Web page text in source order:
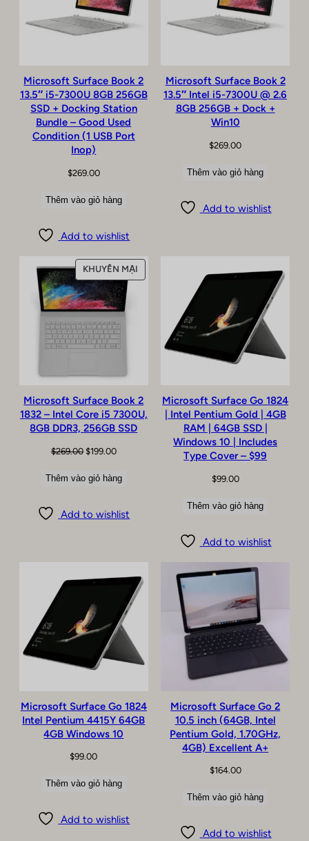
Microsoft Surface Book 2
13.5″ i5-7300U 8GB 256GB
SSD + Docking Station
Bundle – Good Used
Condition (1 USB Port
Inop)
$269.00
Thêm vào giỏ hàng
Add to wishlist
Microsoft Surface Book 2
13.5″ Intel i5-7300U @ 2.6
8GB 256GB + Dock +
Win10
$269.00
Thêm vào giỏ hàng
Add to wishlist
KHUYẾN MẠISẢN
PHẨM
Microsoft Surface Book 2
1832 – Intel Core i5 7300U,
8GB DDR3, 256GB SSD
$269.00 Giá
là:
$199.00Giá
tại
$199.00.
Thêm vào giỏ hàng
Add to wishlist
Microsoft Surface Go 1824
| Intel Pentium Gold | 4GB
RAM | 64GB SSD |
Windows 10 | Includes
Type Cover – $99
$99.00
Thêm vào giỏ hàng
Add to wishlist
Microsoft Surface Go 1824
Intel Pentium 4415Y 64GB
4GB Windows 10
$99.00
Thêm vào giỏ hàng
Add to wishlist
Microsoft Surface Go 2
10.5 inch (64GB, Intel
Pentium Gold, 1.70GHz,
4GB) Excellent A+
$164.00
Thêm vào giỏ hàng
Add to wishlist